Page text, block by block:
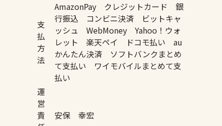
支
払
方
法
AmazonPay クレジットカード 銀
行振込 コンビニ決済 ビットキャ
ッシュ WebMoney Yahoo！ウォ
レット 楽天ペイ ドコモ払い au
かんたん決済 ソフトバンクまとめ
て支払い ワイモバイルまとめて支
払い
運
営
責
安保 幸宏